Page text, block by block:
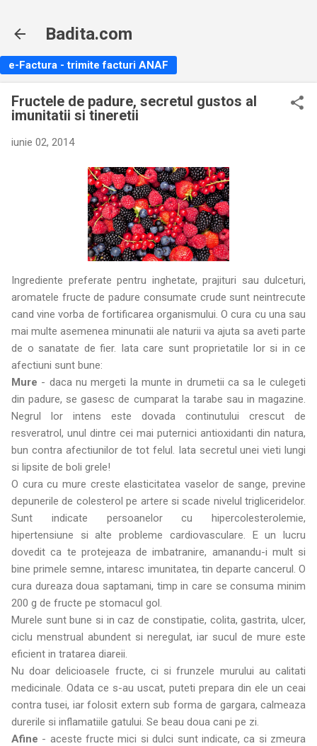
Badita.com
e-Factura - trimite facturi ANAF
Fructele de padure, secretul gustos al
imunitatii si tineretii
iunie 02, 2014
Ingrediente preferate pentru inghetate, prajituri sau dulceturi,
aromatele fructe de padure consumate crude sunt neintrecute
cand vine vorba de fortificarea organismului. O cura cu una sau
mai multe asemenea minunatii ale naturii va ajuta sa aveti parte
de o sanatate de fier. Iata care sunt proprietatile lor si in ce
afectiuni sunt bune:
Mure - daca nu mergeti la munte in drumetii ca sa le culegeti
din padure, se gasesc de cumparat la tarabe sau in magazine.
Negrul lor intens este dovada continutului crescut de
resveratrol, unul dintre cei mai puternici antioxidanti din natura,
bun contra afectiunilor de tot felul. Iata secretul unei vieti lungi
si lipsite de boli grele!
O cura cu mure creste elasticitatea vaselor de sange, previne
depunerile de colesterol pe artere si scade nivelul trigliceridelor.
Sunt indicate persoanelor cu hipercolesterolemie,
hipertensiune si alte probleme cardiovasculare. E un lucru
dovedit ca te protejeaza de imbatranire, amanandu-i mult si
bine primele semne, intaresc imunitatea, tin departe cancerul. O
cura dureaza doua saptamani, timp in care se consuma minim
200 g de fructe pe stomacul gol.
Murele sunt bune si in caz de constipatie, colita, gastrita, ulcer,
ciclu menstrual abundent si neregulat, iar sucul de mure este
eficient in tratarea diareii.
Nu doar delicioasele fructe, ci si frunzele murului au calitati
medicinale. Odata ce s-au uscat, puteti prepara din ele un ceai
contra tusei, iar folosit extern sub forma de gargara, calmeaza
durerile si inflamatiile gatului. Se beau doua cani pe zi.
Afine - aceste fructe mici si dulci sunt indicate, ca si zmeura